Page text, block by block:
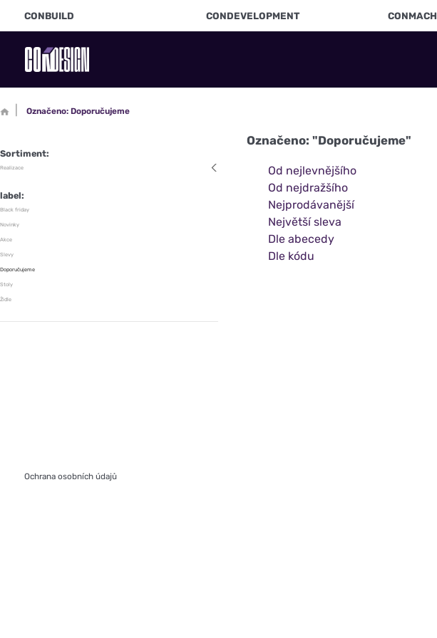
CONBUILD CONDEVELOPMENT CONMACH
Označeno: Doporučujeme
Sortiment:
Realizace
label:
Black friday
Novinky
Akce
Slevy
Doporučujeme
Stoly
Židle
Označeno: "Doporučujeme"
Od nejlevnějšího
Od nejdražšího
Nejprodávanější
Největší sleva
Dle abecedy
Dle kódu
Ochrana osobních údajů